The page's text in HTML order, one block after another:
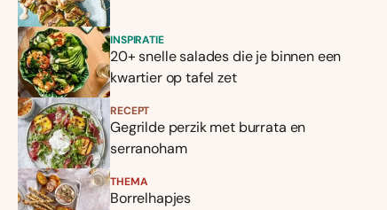
INSPIRATIE
20+ snelle salades die je binnen een
kwartier op tafel zet
RECEPT
Gegrilde perzik met burrata en
serranoham
THEMA
Borrelhapjes